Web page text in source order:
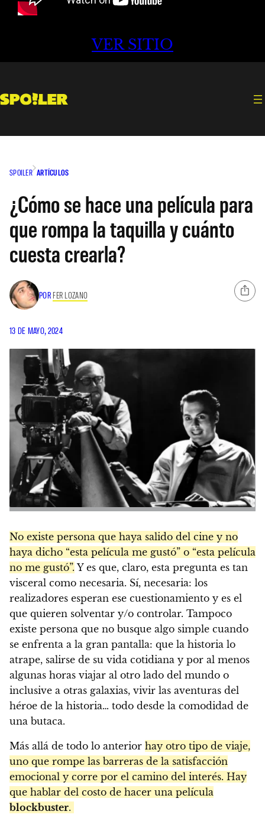
VER SITIO
SPOILER ARTÍCULOS
¿Cómo se hace una película para
que rompa la taquilla y cuánto
cuesta crearla?
POR FER LOZANO
13 DE MAYO, 2024
No existe persona que haya salido del cine y no
haya dicho “esta película me gustó” o “esta película
no me gustó”. Y es que, claro, esta pregunta es tan
visceral como necesaria. Sí, necesaria: los
realizadores esperan ese cuestionamiento y es el
que quieren solventar y/o controlar. Tampoco
existe persona que no busque algo simple cuando
se enfrenta a la gran pantalla: que la historia lo
atrape, salirse de su vida cotidiana y por al menos
algunas horas viajar al otro lado del mundo o
inclusive a otras galaxias, vivir las aventuras del
héroe de la historia… todo desde la comodidad de
una butaca.
Más allá de todo lo anterior hay otro tipo de viaje,
uno que rompe las barreras de la satisfacción
emocional y corre por el camino del interés. Hay
que hablar del costo de hacer una película
blockbuster.